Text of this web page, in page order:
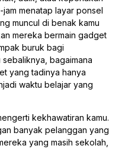
menatap layar ponsel
muncul di benak kamu
mereka bermain gadget
buruk bagi
bagaimana
yang tadinya hanya
waktu belajar yang
kekhawatiran kamu.
banyak pelanggan yang
yang masih sekolah,